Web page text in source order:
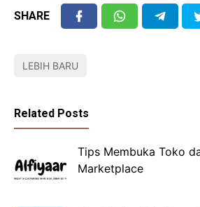
SHARE
LEBIH BARU
Related Posts
Tips Membuka Toko dan Berjualan di
Marketplace